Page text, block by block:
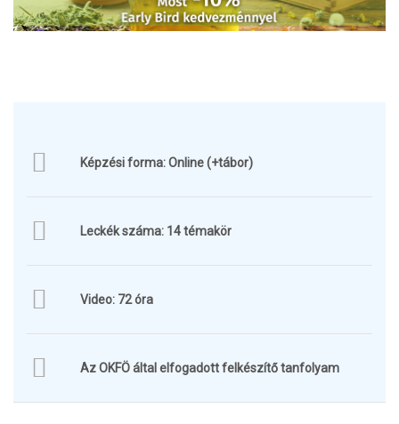
Képzési forma: Online (+tábor)
Leckék száma: 14 témakör
Video: 72 óra
Az OKFÖ által elfogadott felkészítő tanfolyam